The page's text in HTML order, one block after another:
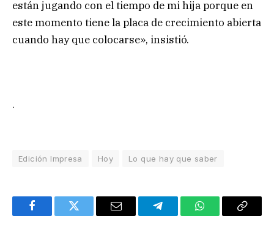
están jugando con el tiempo de mi hija porque en
este momento tiene la placa de crecimiento abierta
cuando hay que colocarse», insistió.
.
Edición Impresa Hoy Lo que hay que saber
FacebookTwitter Email TelegramWhatsAppCopy